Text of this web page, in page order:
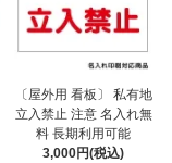
〔屋外用 看板〕 私有地
立入禁止 注意 名入れ無
料 長期利用可能
3,000円(税込)